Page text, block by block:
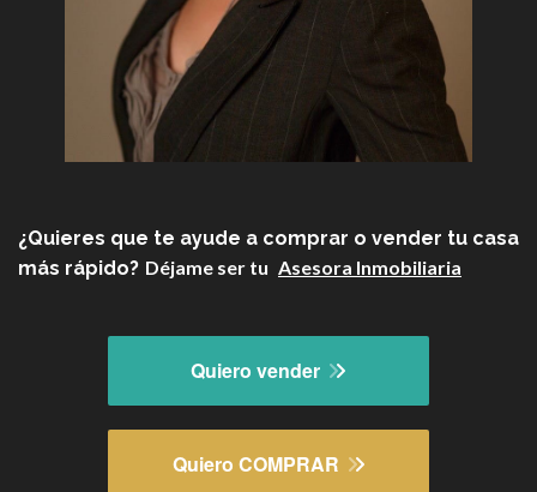
¿Quieres que te ayude a comprar o vender tu casa
más rápido? Déjame ser tu Asesora Inmobiliaria
Quiero vender
Quiero COMPRAR